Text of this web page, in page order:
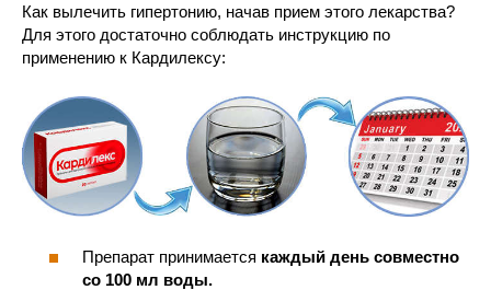
Как вылечить гипертонию, начав прием этого лекарства?
Для этого достаточно соблюдать инструкцию по
применению к Кардилексу:
Препарат принимается каждый день совместно
со 100 мл воды.